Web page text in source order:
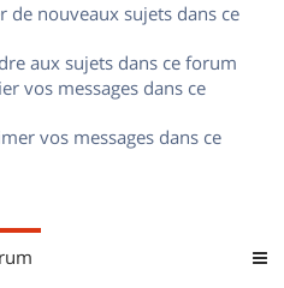
de nouveaux sujets dans ce
aux sujets dans ce forum
vos messages dans ce
vos messages dans ce